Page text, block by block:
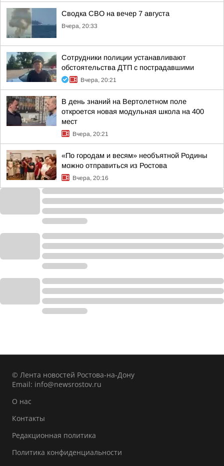
Сводка СВО на вечер 7 августа
Вчера, 20:33
Сотрудники полиции устанавливают
обстоятельства ДТП с пострадавшими
Вчера, 20:21
В день знаний на Вертолетном поле
откроется новая модульная школа на 400
мест
Вчера, 20:21
«По городам и весям» необъятной Родины
можно отправиться из Ростова
Вчера, 20:16
© Лента новостей Ростова-на-Дону
Email: info@newsrostov.ru
О нас
Контакты
Редакционная политика
Политика конфиденциальности